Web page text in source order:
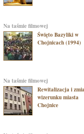
na taśmie filmowej
Święto Bazyliki w
Chojnicach (1994)
na taśmie filmowej
Rewitalizacja i zmiana
wizerunku miasta
Chojnice